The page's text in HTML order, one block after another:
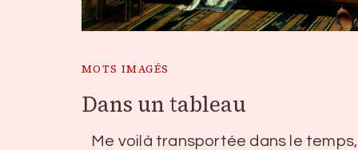
MOTS IMAGÉS
Dans un tableau
Me voilà transportée dans le